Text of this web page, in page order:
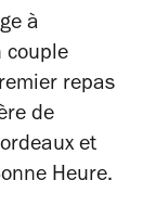
à
couple
repas
de
et
Heure.